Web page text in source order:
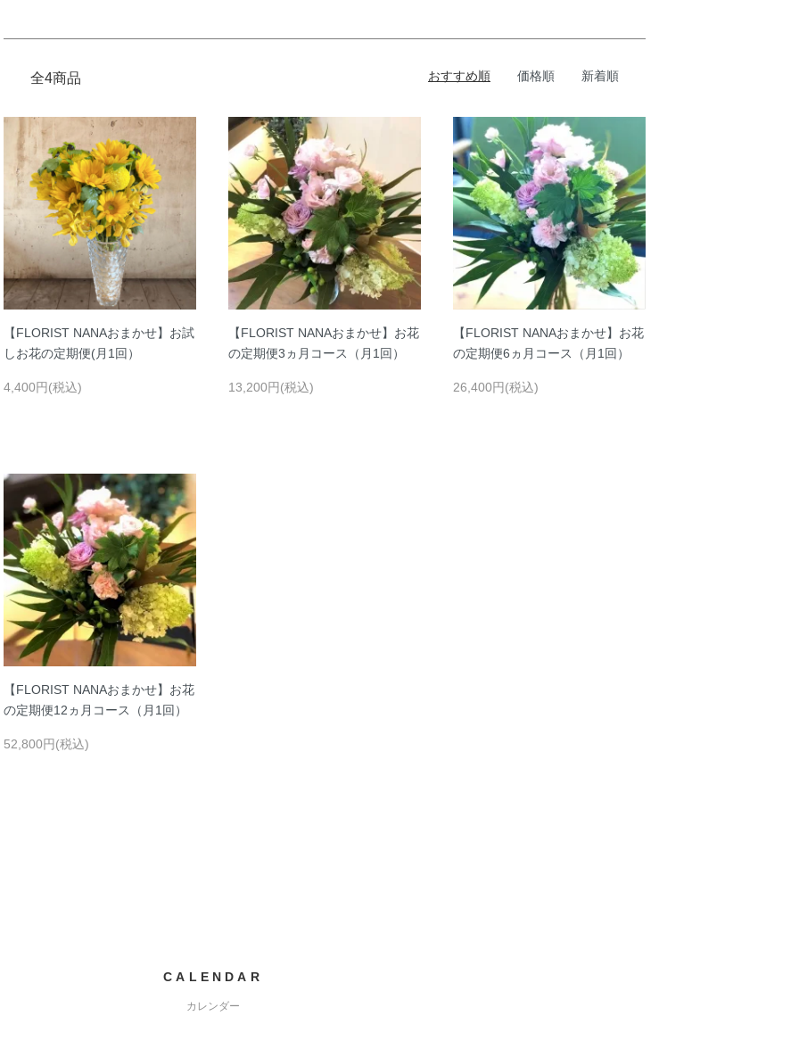
全4商品 おすすめ順 価格順 新着順
【FLORIST NANAおまかせ】お試
しお花の定期便(月1回）
4,400円(税込)
【FLORIST NANAおまかせ】お花
の定期便3ヵ月コース（月1回）
13,200円(税込)
【FLORIST NANAおまかせ】お花
の定期便6ヵ月コース（月1回）
26,400円(税込)
【FLORIST NANAおまかせ】お花
の定期便12ヵ月コース（月1回）
52,800円(税込)
CALENDAR
カレンダー